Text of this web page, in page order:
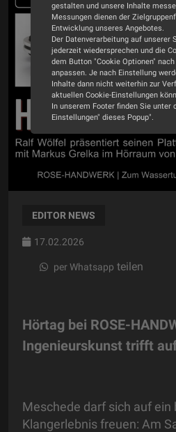
EDITOR NEWS
17.02.2026
per Whatsapp teilen
Hörtag bei ROSE-
Ingenieurskunst trifft
Meschede darf sich auf ein
Klangerlebnis freuen: Am
gestalten und unsere Inhalte
Messungen dienen der
Entwicklung unseres Angebotes.
Der Datenverarbeitung auf unserer
jederzeit wiedersprechen und die
dem Button "Cookie Optionen"
anpassen. Je nach Einstellung
Inhalte dann nicht weiterhin zur
aktuellen Cookie-Einstellungen
In unserem Footer finden Sie unter
Einstellungen" dieses Popup".
Alle Cookies
Cookie
Impressum